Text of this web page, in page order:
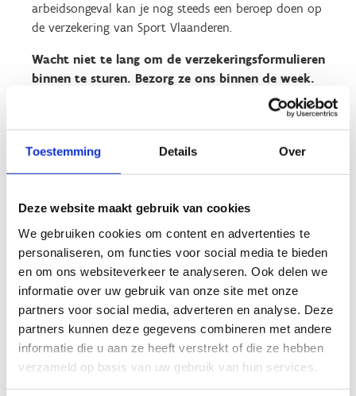
Toestemming Details Over
Deze website maakt gebruik van cookies
We gebruiken cookies om content en advertenties te
personaliseren, om functies voor social media te bieden
en om ons websiteverkeer te analyseren. Ook delen we
informatie over uw gebruik van onze site met onze
partners voor social media, adverteren en analyse. Deze
partners kunnen deze gegevens combineren met andere
informatie die u aan ze heeft verstrekt of die ze hebben
verzameld op basis van uw gebruik van hun services.
arbeidsongeval kan je nog steeds een beroep doen op
de verzekering van Sport Vlaanderen.
Wacht niet te lang om de verzekeringsformulieren
binnen te sturen. Bezorg ze ons binnen de week.
Deze verzekering dekt alleen lichamelijke schade en
schade aan derden. Materiële schade, schade aan je fiets,
MTB, kleding, ... wordt niet vergoed.
Personen met een beperking
De Sport- en Beleefdagen zijn toegankelijk voor alle
collega's van de Vlaamse overheid, ook voor collega's
met een beperking.
Heb je speciale ondersteuning nodig om te kunnen
deelnemen of heb je specifieke noden, mail dan naar
sportenbeweegprikkels@sport.vlaanderen. We helpen